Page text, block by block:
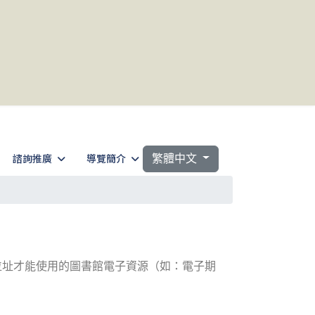
諮詢推廣 導覽簡介 選擇你的語言
繁體中文
才能使用的圖書館電子資源（如：電子期